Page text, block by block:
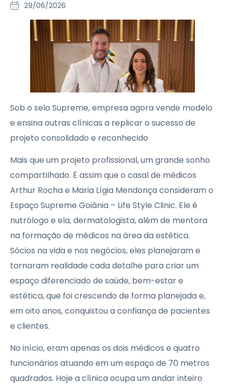
29/06/2026
Sob o selo Supreme, empresa agora vende modelo
e ensina outras clínicas a replicar o sucesso de
projeto consolidado e reconhecido
Mais que um projeto profissional, um grande sonho
compartilhado. É assim que o casal de médicos
Arthur Rocha e Maria Lígia Mendonça consideram o
Espaço Supreme Goiânia – Life Style Clinic. Ele é
nutrólogo e ela, dermatologista, além de mentora
na formação de médicos na área da estética.
Sócios na vida e nos negócios, eles planejaram e
tornaram realidade cada detalhe para criar um
espaço diferenciado de saúde, bem-estar e
estética, que foi crescendo de forma planejada e,
em oito anos, conquistou a confiança de pacientes
e clientes.
No início, eram apenas os dois médicos e quatro
funcionários atuando em um espaço de 70 metros
quadrados. Hoje a clínica ocupa um andar inteiro